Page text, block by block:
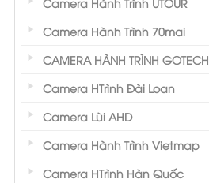
Camera Hành Trình 70mai
CAMERA HÀNH TRÌNH GOTECH
Camera HTrình Đài Loan
Camera Lùi AHD
Camera Hành Trình Vietmap
Camera HTrình Hàn Quốc